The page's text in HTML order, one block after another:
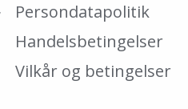
Persondatapolitik
Handelsbetingelser
Vilkår og betingelser